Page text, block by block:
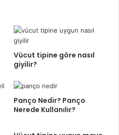
Vücut tipine göre nasıl
giyilir?
Panço Nedir? Panço
Nerede Kullanılır?